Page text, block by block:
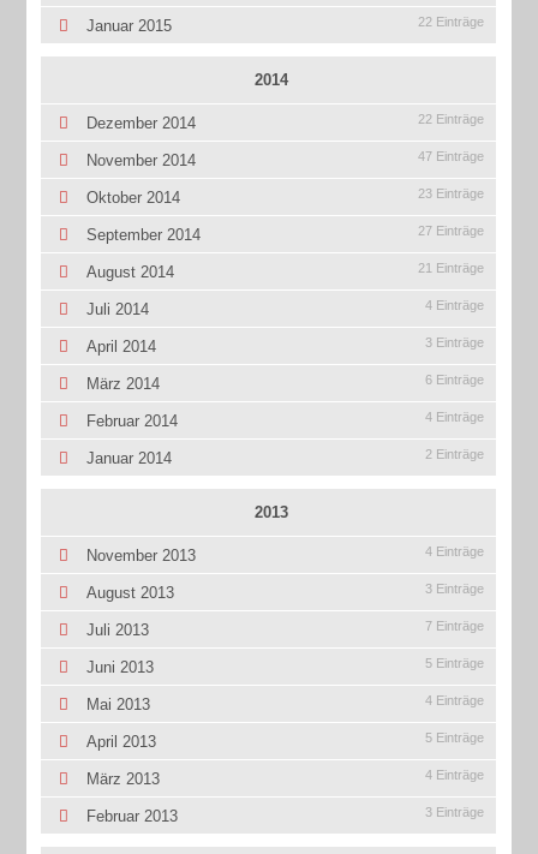
Januar 2015 22 Einträge
2014
Dezember 2014 22 Einträge
November 2014 47 Einträge
Oktober 2014 23 Einträge
September 2014 27 Einträge
August 2014 21 Einträge
Juli 2014 4 Einträge
April 2014 3 Einträge
März 2014 6 Einträge
Februar 2014 4 Einträge
Januar 2014 2 Einträge
2013
November 2013 4 Einträge
August 2013 3 Einträge
Juli 2013 7 Einträge
Juni 2013 5 Einträge
Mai 2013 4 Einträge
April 2013 5 Einträge
März 2013 4 Einträge
Februar 2013 3 Einträge